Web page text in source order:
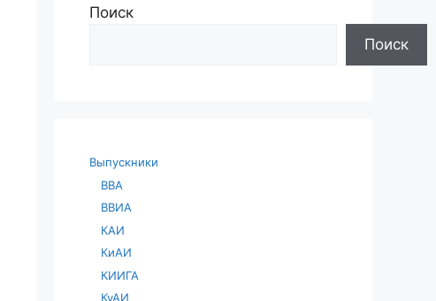
Поиск
Поиск
Выпускники
ВВА
ВВИА
КАИ
КиАИ
КИИГА
КуАИ